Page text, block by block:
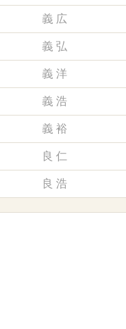
義 広
義 弘
義 洋
義 浩
義 裕
良 仁
良 浩